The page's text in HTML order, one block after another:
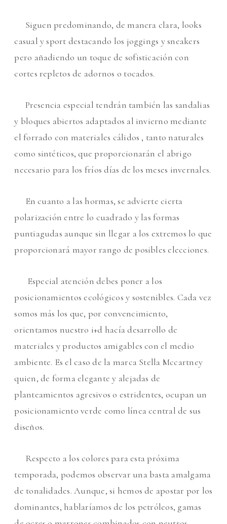
Siguen predominando, de manera clara, looks
casual y sport destacando los joggings y sneakers
pero añadiendo un toque de sofisticación con
cortes repletos de adornos o tocados.
Presencia especial tendrán también las sandalias
y bloques abiertos adaptados al invierno mediante
el forrado con materiales cálidos , tanto naturales
como sintéticos, que proporcionarán el abrigo
necesario para los fríos días de los meses invernales.
En cuanto a las hormas, se advierte cierta
polarización entre lo cuadrado y las formas
puntiagudas aunque sin llegar a los extremos lo que
proporcionará mayor rango de posibles elecciones.
Especial atención debes poner a los
posicionamientos ecológicos y sostenibles. Cada vez
somos más los que, por convencimiento,
orientamos nuestro i+d hacía desarrollo de
materiales y productos amigables con el medio
ambiente. Es el caso de la marca Stella Mccartney
quien, de forma elegante y alejadas de
planteamientos agresivos o estridentes, ocupan un
posicionamiento verde como línea central de sus
diseños.
Respecto a los colores para esta próxima
temporada, podemos observar una basta amalgama
de tonalidades. Aunque, si hemos de apostar por los
dominantes, hablaríamos de los petróleos, gamas